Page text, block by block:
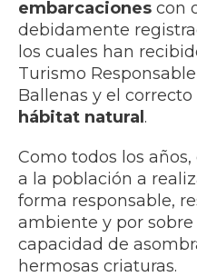
embarcaciones con
debidamente
los cuales han
Turismo
Ballenas y el
hábitat natural .
Como todos los
a la población a
forma responsable,
ambiente y por
capacidad de
hermosas criaturas.